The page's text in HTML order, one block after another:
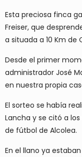
Esta preciosa finca
Freiser, que
a situada a 10 Km de
Desde el primer
administrador José
en nuestra propia
El sorteo se había
Lancha y se citó a
de fútbol de Alcolea.
En el llano ya